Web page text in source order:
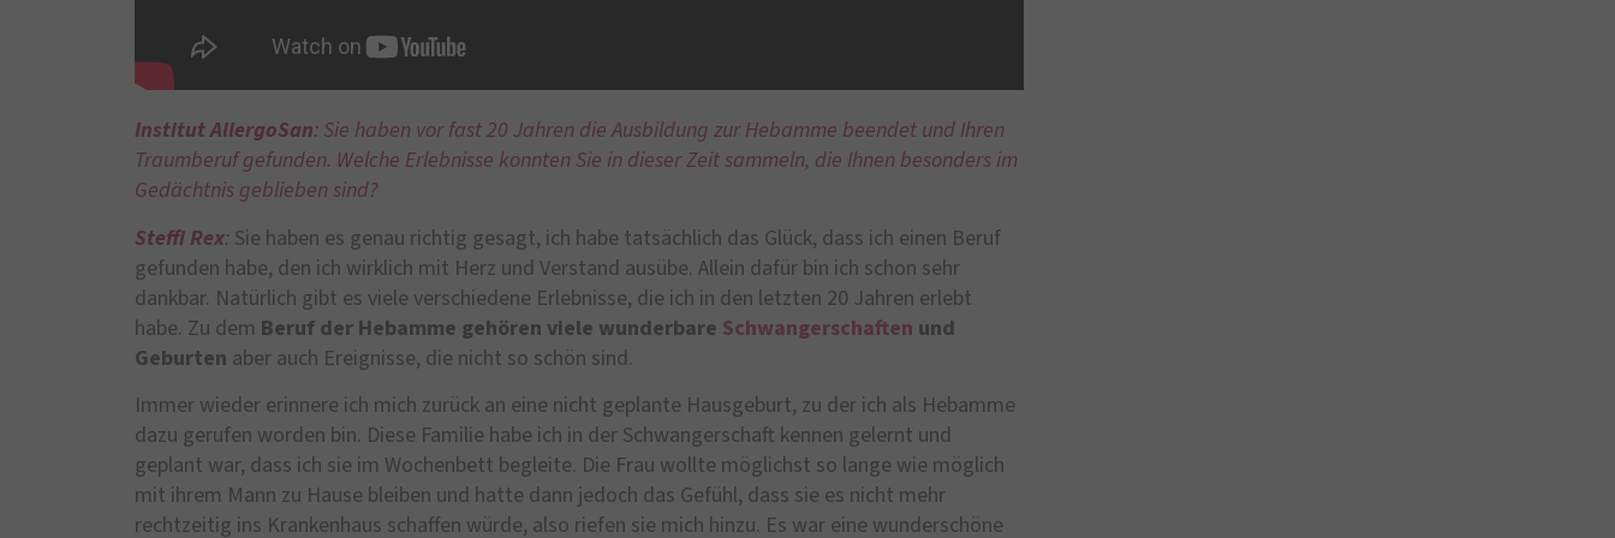
Institut AllergoSan: Sie haben vor fast 20 Jahren die Ausbildung zur Hebamme beendet und Ihren
Traumberuf gefunden. Welche Erlebnisse konnten Sie in dieser Zeit sammeln, die Ihnen besonders im
Gedächtnis geblieben sind?
Steffi Rex: Sie haben es genau richtig gesagt, ich habe tatsächlich das Glück, dass ich einen Beruf
gefunden habe, den ich wirklich mit Herz und Verstand ausübe. Allein dafür bin ich schon sehr
dankbar. Natürlich gibt es viele verschiedene Erlebnisse, die ich in den letzten 20 Jahren erlebt
habe. Zu dem Beruf der Hebamme gehören viele wunderbare Schwangerschaften und
Geburten aber auch Ereignisse, die nicht so schön sind.
Immer wieder erinnere ich mich zurück an eine nicht geplante Hausgeburt, zu der ich als Hebamme
dazu gerufen worden bin. Diese Familie habe ich in der Schwangerschaft kennen gelernt und
geplant war, dass ich sie im Wochenbett begleite. Die Frau wollte möglichst so lange wie möglich
mit ihrem Mann zu Hause bleiben und hatte dann jedoch das Gefühl, dass sie es nicht mehr
rechtzeitig ins Krankenhaus schaffen würde, also riefen sie mich hinzu. Es war eine wunderschöne